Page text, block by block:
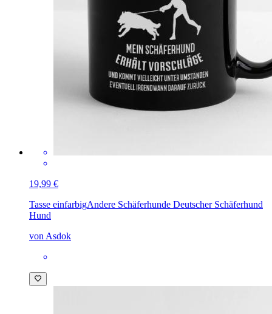
19,99 €
Tasse einfarbigAndere Schäferhunde Deutscher Schäferhund
Hund
von Asdok